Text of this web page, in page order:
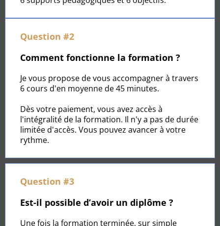
Question #2
Comment fonctionne la formation ?
Je vous propose de vous accompagner à travers
6 cours d'en moyenne de 45 minutes.
Dès votre paiement, vous avez accès à
l'intégralité de la formation. Il n'y a pas de durée
limitée d'accès. Vous pouvez avancer à votre
rythme.
Question #3
Est-il possible d’avoir un diplôme ?
Une fois la formation terminée, sur simple